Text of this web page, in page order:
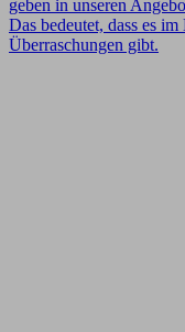
geben in unseren
Das bedeutet, dass es
Überraschungen gibt.